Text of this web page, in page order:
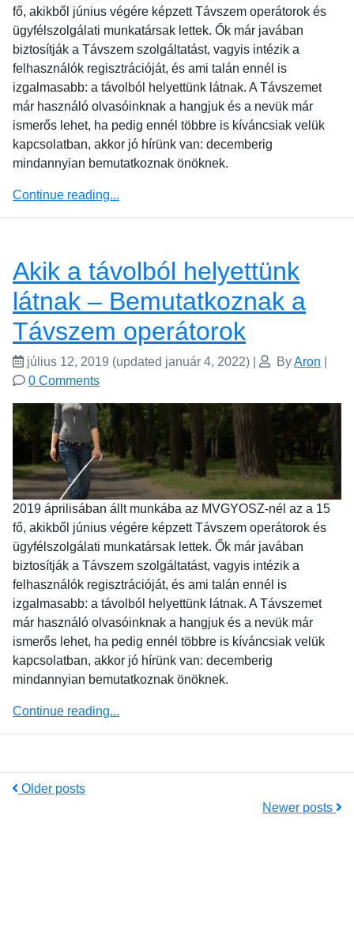
fő, akikből június végére képzett Távszem operátorok és
ügyfélszolgálati munkatársak lettek. Ők már javában
biztosítják a Távszem szolgáltatást, vagyis intézik a
felhasználók regisztrációját, és ami talán ennél is
izgalmasabb: a távolból helyettünk látnak. A Távszemet
már használó olvasóinknak a hangjuk és a nevük már
ismerős lehet, ha pedig ennél többre is kíváncsiak velük
kapcsolatban, akkor jó hírünk van: decemberig
mindannyian bemutatkoznak önöknek.
Continue reading...
Akik a távolból helyettünk
látnak – Bemutatkoznak a
Távszem operátorok
július 12, 2019 (updated január 4, 2022) ByAron
0 Comments
2019 áprilisában állt munkába az MVGYOSZ-nél az a 15
fő, akikből június végére képzett Távszem operátorok és
ügyfélszolgálati munkatársak lettek. Ők már javában
biztosítják a Távszem szolgáltatást, vagyis intézik a
felhasználók regisztrációját, és ami talán ennél is
izgalmasabb: a távolból helyettünk látnak. A Távszemet
már használó olvasóinknak a hangjuk és a nevük már
ismerős lehet, ha pedig ennél többre is kíváncsiak velük
kapcsolatban, akkor jó hírünk van: decemberig
mindannyian bemutatkoznak önöknek.
Continue reading...
Older posts
Newer posts